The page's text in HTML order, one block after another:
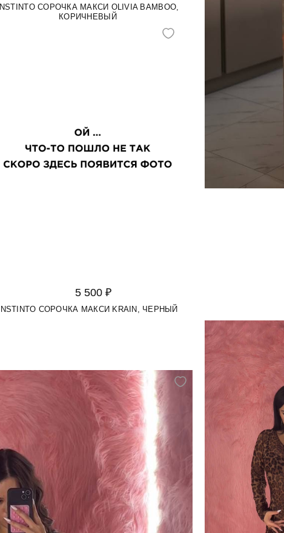
INSTINTO СОРОЧКА МАКСИ OLIVIA BAMBOO,
КОРИЧНЕВЫЙ
5 500 ₽
INSTINTO СОРОЧКА МАКСИ KRAIN, ЧЕРНЫЙ